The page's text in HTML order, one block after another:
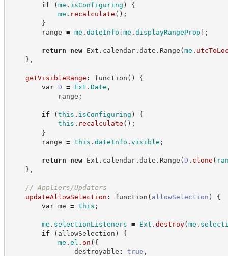
if (me . isConfiguring )
{
me . recalculate ( ) ;
}
range = me .dateInfo [me .displayRangeProp ] ;
return new Ext . calendar .date . Range (me .
} ,
getVisibleRange : function ( )
{
var D = Ext .Date ,
range ;
if (this . isConfiguring )
{
this . recalculate ( ) ;
}
range = this .dateInfo .visible ;
return new Ext . calendar .date . Range ( D . clone (
} ,
// Appliers/Updaters
updateAllowSelection : function ( allowSelection )
{
var me = this ;
me . selectionListeners = Ext .destroy(me .
if
( allowSelection )
{
me .el . on ( {
destroyable : true ,